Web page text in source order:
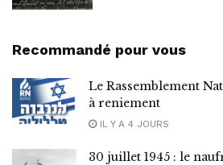
Recommandé pour vous
Le Rassemblement
à reniement
IL Y A 4 JOURS
30 juillet 1945 : le